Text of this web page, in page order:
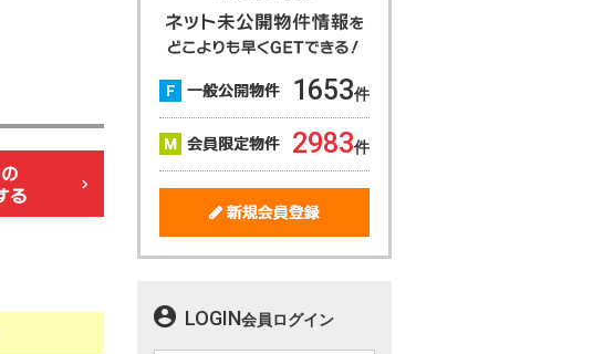
1653件
2983件
LOGIN会員ログイン